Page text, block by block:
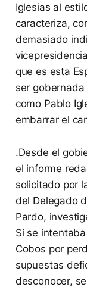
Iglesias al
caracteriza,
demasiado
que es esta
ser
como Pablo
embarrar el
.Desde el
el informe
solicitado por
del Delegado
Pardo,
Si se
Cobos por
supuestas
desconocer,